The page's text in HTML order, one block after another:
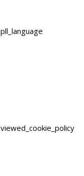
pll_language
viewed_cookie_policy